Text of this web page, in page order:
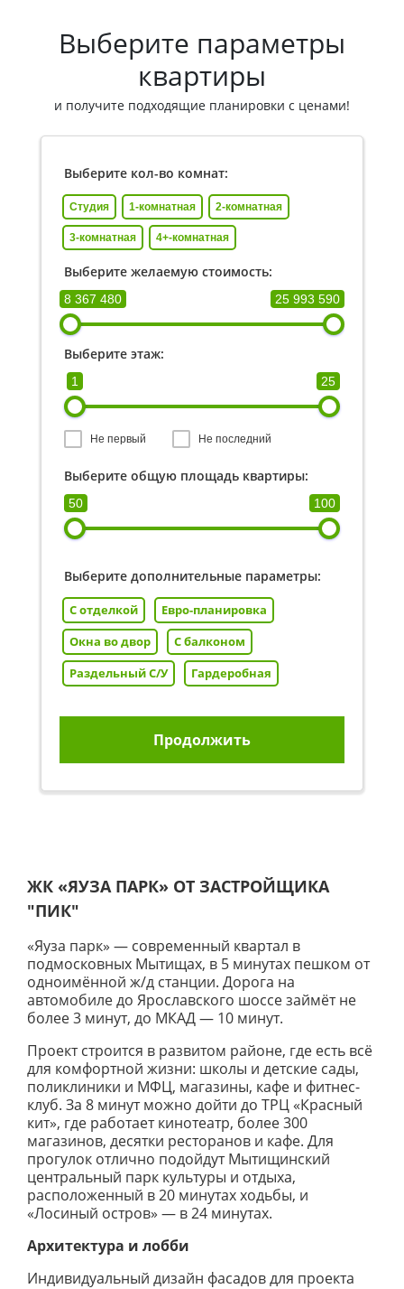
Выберите параметры
квартиры
и получите подходящие планировки с ценами!
Выберите кол-во комнат:
Студия 1-комнатная 2-комнатная
3-комнатная 4+-комнатная
Выберите желаемую стоимость:
8 367 480 25 993 590
Выберите этаж:
1 25
Не первый Не последний
Выберите общую площадь квартиры:
50 100
Выберите дополнительные параметры:
С отделкой
Евро-планировка
Окна во двор
С балконом
Раздельный С/У
Гардеробная
Продолжить
ЖК «ЯУЗА ПАРК» ОТ ЗАСТРОЙЩИКА
"ПИК"
«Яуза парк» — современный квартал в
подмосковных Мытищах, в 5 минутах пешком от
одноимённой ж/д станции. Дорога на
автомобиле до Ярославского шоссе займёт не
более 3 минут, до МКАД — 10 минут.
Проект строится в развитом районе, где есть всё
для комфортной жизни: школы и детские сады,
поликлиники и МФЦ, магазины, кафе и фитнес-
клуб. За 8 минут можно дойти до ТРЦ «Красный
кит», где работает кинотеатр, более 300
магазинов, десятки ресторанов и кафе. Для
прогулок отлично подойдут Мытищинский
центральный парк культуры и отдыха,
расположенный в 20 минутах ходьбы, и
«Лосиный остров» — в 24 минутах.
Архитектура и лобби
Индивидуальный дизайн фасадов для проекта